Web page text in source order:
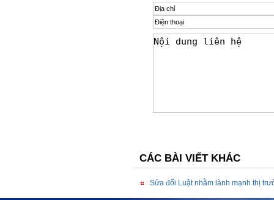
CÁC BÀI VIẾT KHÁC
Sửa đổi Luật nhằm lành mạnh thị